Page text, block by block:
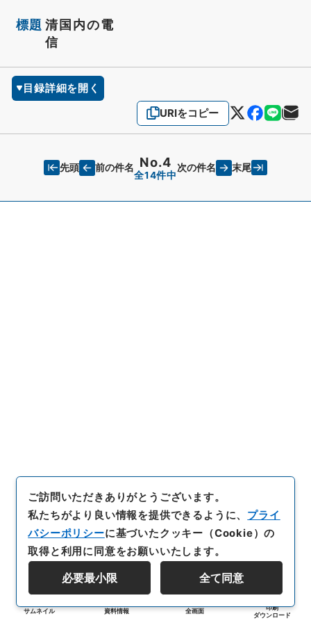
標題 清国内の電
信
目録詳細を開く
URIをコピー
先頭 前の件名 No.4
全14件中
次の件名 末尾
サムネイル 資料情報 全画面
印刷
ダウンロード
ご訪問いただきありがとうございます。
私たちがより良い情報を提供できるように、 プライ
バシーポリシーに基づいたクッキー（Cookie）の
取得と利用に同意をお願いいたします。
必要最小限 全て同意